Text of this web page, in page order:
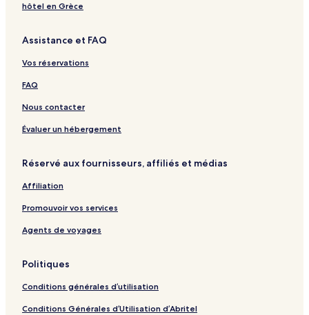
hôtel en Grèce
Assistance et FAQ
Vos réservations
FAQ
Nous contacter
Évaluer un hébergement
Réservé aux fournisseurs, affiliés et médias
Affiliation
Promouvoir vos services
Agents de voyages
Politiques
Conditions générales d’utilisation
Conditions Générales d’Utilisation d’Abritel